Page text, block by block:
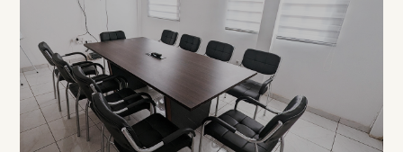
Open
Space
À PARTIR DE 5 000 FCFA / JOUR